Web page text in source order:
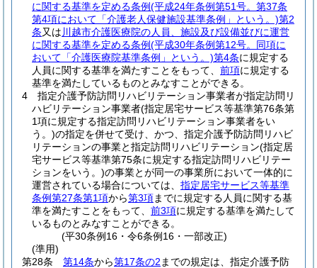
に関する基準を定める条例(平成24年条例第51号。第37条
第4項において「介護老人保健施設基準条例」という。)第2
条又は 川越市介護医療院の人員、施設及び設備並びに運営
に関する基準を定める条例(平成30年条例第12号。同項に
おいて「介護医療院基準条例」という。)第4条に規定する
人員に関する基準を満たすことをもって、 前項に規定する
基準を満たしているものとみなすことができる。
4
指定介護予防訪問リハビリテーション事業者が指定訪問リ
ハビリテーション事業者(指定居宅サービス等基準第76条第
1項に規定する指定訪問リハビリテーション事業者をい
う。)の指定を併せて受け、かつ、指定介護予防訪問リハビ
リテーションの事業と指定訪問リハビリテーション(指定居
宅サービス等基準第75条に規定する指定訪問リハビリテー
ションをいう。)の事業とが同一の事業所において一体的に
運営されている場合については、 指定居宅サービス等基準
条例第27条第1項から第3項までに規定する人員に関する基
準を満たすことをもって、 前3項に規定する基準を満たして
いるものとみなすことができる。
(平30条例16・令6条例16・一部改正)
(準用)
第28条
第14条から第17条の2 までの規定は、指定介護予防